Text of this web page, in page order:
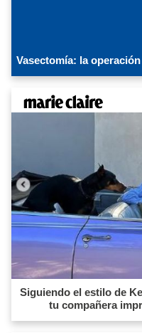
Vasectomía: la
Siguiendo el estilo de
tu compañera